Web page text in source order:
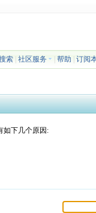
索| 社区服务 帮助 订阅
如下几个原因: